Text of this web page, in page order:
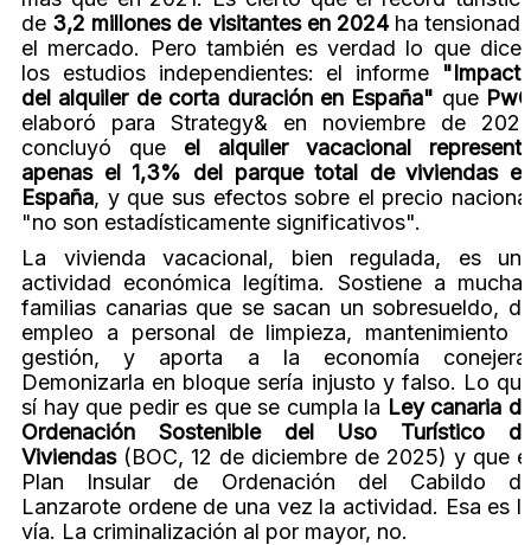
de 3,2 millones de visitantes en 2024ha
el mercado. Pero también es verdad lo que
los estudios independientes: el informe
del alquiler de corta duración en España" que
elaboró para Strategy& en noviembre de
concluyó que el alquiler vacacional
apenas el 1,3% del parque total de viviendas
España, y que sus efectos sobre el precio
"no son estadísticamente significativos".
La vivienda vacacional, bien regulada, es
actividad económica legítima. Sostiene a
familias canarias que se sacan un sobresueldo,
empleo a personal de limpieza, mantenimiento
gestión, y aporta a la economía
Demonizarla en bloque sería injusto y falso. Lo
sí hay que pedir es que se cumpla la Ley canaria
Ordenación Sostenible del Uso Turístico
Viviendas(BOC, 12 de diciembre de 2025) y que
Plan Insular de Ordenación del Cabildo
Lanzarote ordene de una vez la actividad. Esa es
vía. La criminalización al por mayor, no.